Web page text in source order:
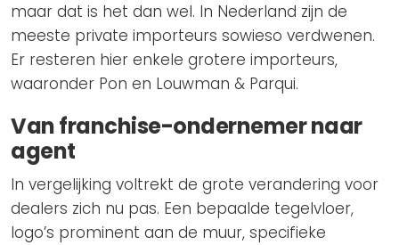
maar dat is het dan wel. In Nederland zijn de
meeste private importeurs sowieso verdwenen.
Er resteren hier enkele grotere importeurs,
waaronder Pon en Louwman & Parqui.
Van franchise-ondernemer naar
agent
In vergelijking voltrekt de grote verandering voor
dealers zich nu pas. Een bepaalde tegelvloer,
logo’s prominent aan de muur, specifieke